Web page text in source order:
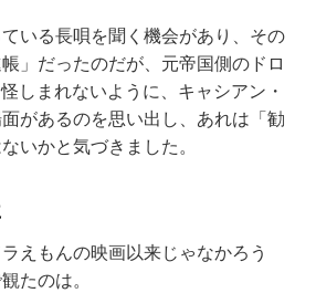
いる長唄を聞く機会があり、その
」だったのだが、元帝国側のドロ
しまれないように、キャシアン・
があるのを思い出し、あれは「勧
いかと気づきました。
えもんの映画以来じゃなかろう
たのは。